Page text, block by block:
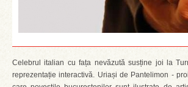
Celebrul italian cu fața nevăzută susține joi la
reprezentație interactivă. Uriași de Pantelimon -